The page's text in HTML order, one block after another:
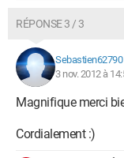
RÉPONSE 3 / 3
Sebastien62790
3 nov. 2012 à
Magnifique merci
Cordialement :)